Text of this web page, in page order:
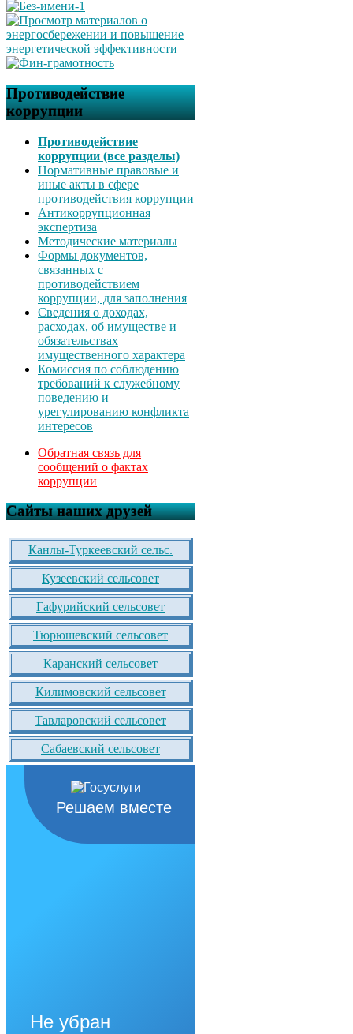
Противодействие
коррупции
Противодействие
коррупции (все разделы)
Нормативные правовые и
иные акты в сфере
противодействия коррупции
Антикоррупционная
экспертиза
Методические материалы
Формы документов,
связанных с
противодействием
коррупции, для заполнения
Сведения о доходах,
расходах, об имуществе и
обязательствах
имущественного характера
Комиссия по соблюдению
требований к служебному
поведению и
урегулированию конфликта
интересов
Обратная связь для
сообщений о фактах
коррупции
Сайты наших друзей
Канлы-Туркеевский сельс.
Кузеевский сельсовет
Гафурийский сельсовет
Тюрюшевский сельсовет
Каранский сельсовет
Килимовский сельсовет
Тавларовский сельсовет
Сабаевский сельсовет
Решаем вместе
Не убран